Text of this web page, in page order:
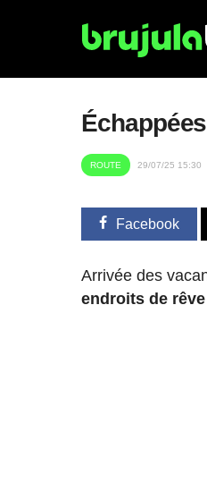
ROUTE 29/07/25 15:30
Facebook
Arrivée des
endroits de